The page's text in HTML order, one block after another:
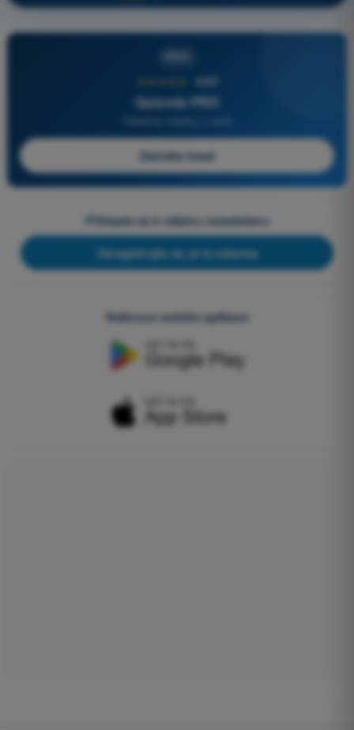
4,6/5
Quizvds PRO
Začněte hned
Přihlaste se k odběru newsletteru
Zaregistrujte se, je to zdarma
Stáhnout mobilní aplikace